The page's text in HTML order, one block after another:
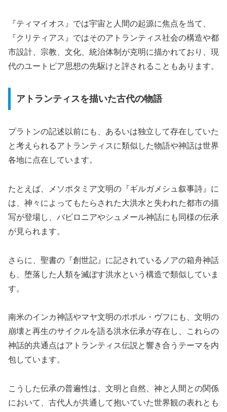
『ティマイオス』では宇宙と人間の起源に焦点を当て、
『クリティアス』ではそのアトランティス社会の構造や都
市設計、宗教、文化、統治体制が克明に描かれており、現
代のユートピア思想の先駆けと評されることもあります。
アトランティスを描いた古代の物語
プラトンの記述以前にも、あるいは独立して存在していた
と考えられるアトランティスに類似した物語や神話は世界
各地に点在しています。
たとえば、メソポタミア文明の『ギルガメシュ叙事詩』に
は、神々によってもたらされた大洪水と失われた都市の描
写が登場し、バビロニアやシュメール神話にも同様の伝承
が見られます。
さらに、聖書の『創世記』に記されているノアの箱舟神話
も、堕落した人類を滅ぼす洪水という構造で類似していま
す。
南米のインカ神話やマヤ文明のポポル・ヴフにも、文明の
崩壊と再生のサイクルを語る洪水伝承が存在し、これらの
神話的共通点はアトランティス伝説と響き合うテーマを内
包しています。
こうした伝承の普遍性は、文明と自然、神と人間との関係
において、古代人が共通して抱いていた世界観の表れとも